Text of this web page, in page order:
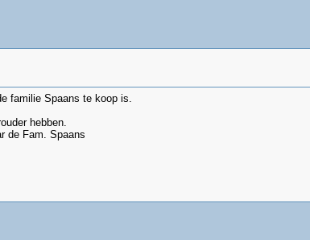
familie Spaans te koop is.
hebben.
de Fam. Spaans